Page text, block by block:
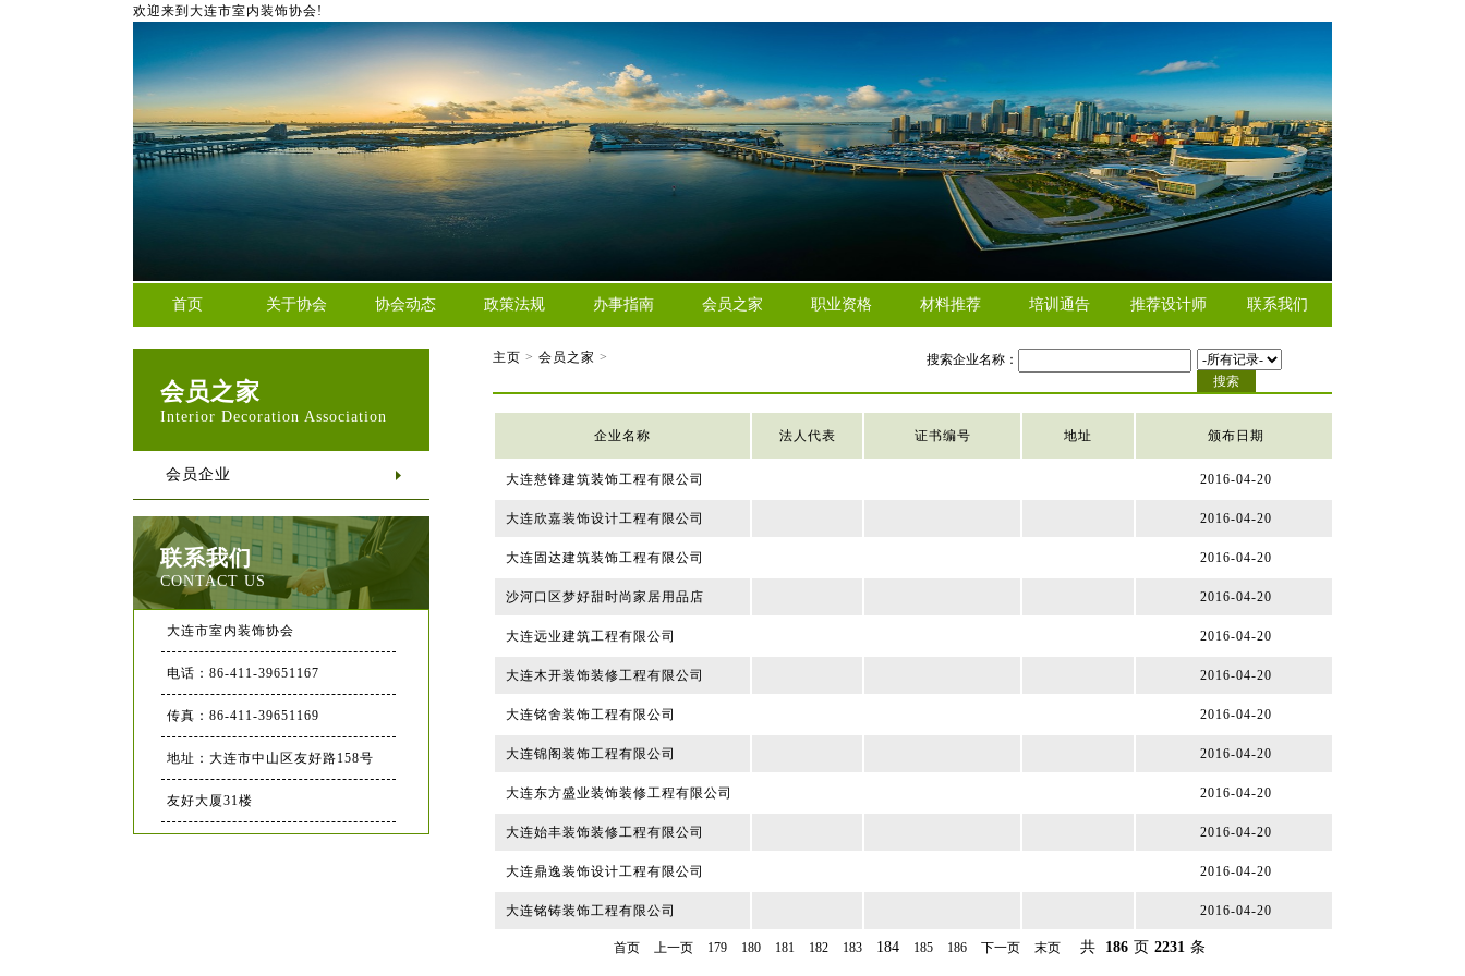
欢迎来到大连市室内装饰协会!
首页 关于协会 协会动态 政策法规 办事指南 会员之家 职业资格 材料推荐 培训通告 推荐设计师 联系我们
会员之家
Interior Decoration Association
会员企业
联系我们
CONTACT US
大连市室内装饰协会
电话：86-411-39651167
传真：86-411-39651169
地址：大连市中山区友好路158号
友好大厦31楼
主页 > 会员之家 > 搜索企业名称：
企业名称 法人代表 证书编号 地址 颁布日期
大连慈锋建筑装饰工程有限公司 2016-04-20
大连欣嘉装饰设计工程有限公司 2016-04-20
大连固达建筑装饰工程有限公司 2016-04-20
沙河口区梦好甜时尚家居用品店 2016-04-20
大连远业建筑工程有限公司 2016-04-20
大连木开装饰装修工程有限公司 2016-04-20
大连铭舍装饰工程有限公司 2016-04-20
大连锦阁装饰工程有限公司 2016-04-20
大连东方盛业装饰装修工程有限公司 2016-04-20
大连始丰装饰装修工程有限公司 2016-04-20
大连鼎逸装饰设计工程有限公司 2016-04-20
大连铭铸装饰工程有限公司 2016-04-20
首页 上一页 179 180 181 182 183 184 185 186 下一页 末页 共 186 页 2231 条